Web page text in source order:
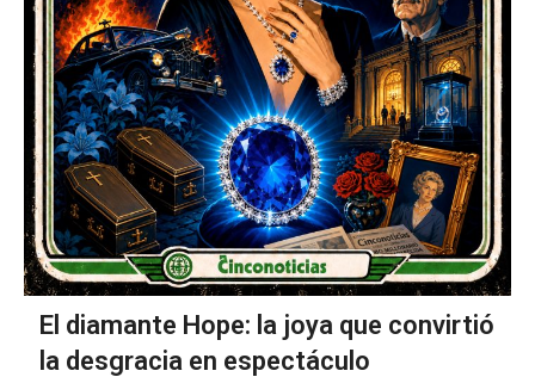
El diamante Hope: la joya que convirtió
la desgracia en espectáculo